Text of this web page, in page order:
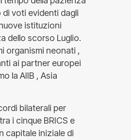
voti evidenti dagli
istituzioni
dello scorso Luglio.
organismi neonati ,
ai partner europei
la AIIB , Asia
bilaterali per
i cinque BRICS e
capitale iniziale di